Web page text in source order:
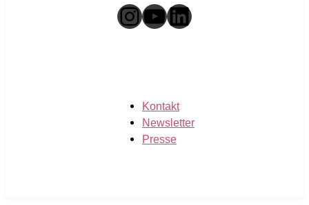
Instagram
YouTube
LinkedIn
Kontakt
Newsletter
Presse